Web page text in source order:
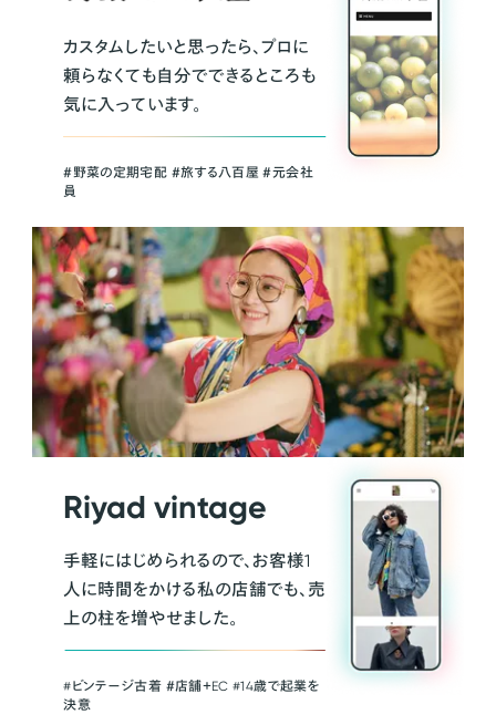
カスタムしたいと思ったら、プロに
頼らなくても自分でできるところも
気に入っています。
＃野菜の定期宅配 ＃旅する八百屋 ＃元会社
員
Riyad vintage
手軽にはじめられるので、お客様1
人に時間をかける私の店舗でも、売
上の柱を増やせました。
#ビンテージ古着 ＃店舗＋EC #14歳で起業を
決意